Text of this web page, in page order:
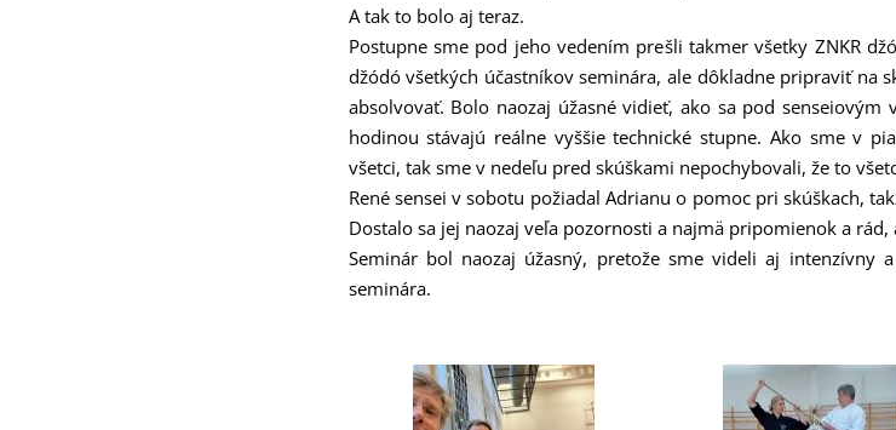
A tak to bolo aj teraz.
Postupne sme pod jeho vedením prešli takmer všetky ZNKR
džódó všetkých účastníkov seminára, ale dôkladne pripraviť na
absolvovať. Bolo naozaj úžasné vidieť, ako sa pod
hodinou stávajú reálne vyššie technické stupne. Ako sme v
všetci, tak sme v nedeľu pred skúškami nepochybovali, že to
René sensei v sobotu požiadal Adrianu o pomoc pri skúškach,
Dostalo sa jej naozaj veľa pozornosti a najmä pripomienok a
Seminár bol naozaj úžasný, pretože sme videli aj intenzívny
seminára.